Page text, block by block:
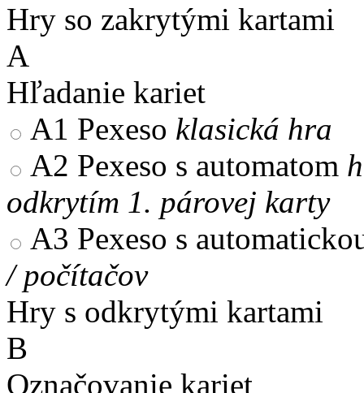
Hry so zakrytými kartami
A
Hľadanie kariet
A1 Pexeso klasická hra
A2 Pexeso s automatom
odkrytím 1. párovej karty
A3 Pexeso s
/ počítačov
Hry s odkrytými kartami
B
Označovanie kariet